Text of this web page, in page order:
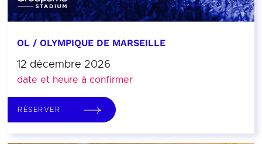
OL / OLYMPIQUE DE MARSEILLE
12 décembre 2026
date et heure à confirmer
RÉSERVER